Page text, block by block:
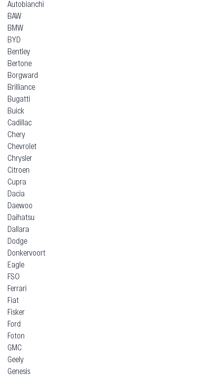
Autobianchi
BAW
BMW
BYD
Bentley
Bertone
Borgward
Brilliance
Bugatti
Buick
Cadillac
Chery
Chevrolet
Chrysler
Citroen
Cupra
Dacia
Daewoo
Daihatsu
Dallara
Dodge
Donkervoort
Eagle
FSO
Ferrari
Fiat
Fisker
Ford
Foton
GMC
Geely
Genesis